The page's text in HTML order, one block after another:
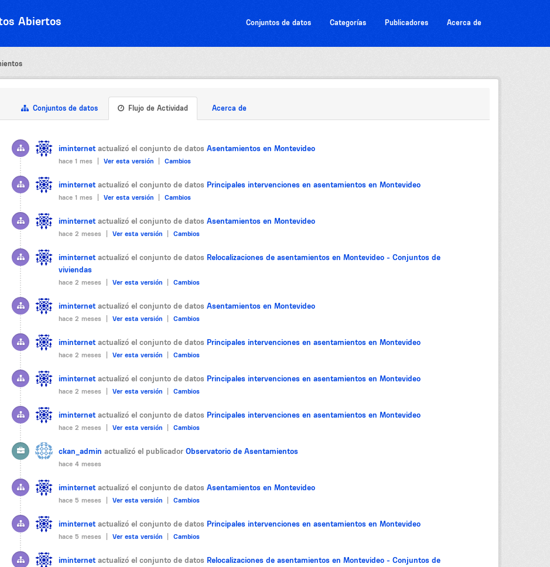
Abiertos Conjuntos de datos Categorías Publicadores Acerca de
Conjuntos de datos Flujo de Actividad Acerca de
iminternet actualizó el conjunto de datos Asentamientos en Montevideo
hace 1 mes | Ver esta versión Cambios
iminternet actualizó el conjunto de datos Principales intervenciones en asentamientos en Montevideo
hace 1 mes | Ver esta versión Cambios
iminternet actualizó el conjunto de datos Asentamientos en Montevideo
hace 2 meses | Ver esta versión Cambios
iminternet actualizó el conjunto de datos Relocalizaciones de asentamientos en Montevideo - Conjuntos de
viviendas
hace 2 meses | Ver esta versión Cambios
iminternet actualizó el conjunto de datos Asentamientos en Montevideo
hace 2 meses | Ver esta versión Cambios
iminternet actualizó el conjunto de datos Principales intervenciones en asentamientos en Montevideo
hace 2 meses | Ver esta versión Cambios
iminternet actualizó el conjunto de datos Principales intervenciones en asentamientos en Montevideo
hace 2 meses | Ver esta versión Cambios
iminternet actualizó el conjunto de datos Principales intervenciones en asentamientos en Montevideo
hace 2 meses | Ver esta versión Cambios
ckan_admin actualizó el publicador Observatorio de Asentamientos
hace 4 meses
iminternet actualizó el conjunto de datos Asentamientos en Montevideo
hace 5 meses | Ver esta versión Cambios
iminternet actualizó el conjunto de datos Principales intervenciones en asentamientos en Montevideo
hace 5 meses | Ver esta versión Cambios
iminternet actualizó el conjunto de datos Relocalizaciones de asentamientos en Montevideo - Conjuntos de